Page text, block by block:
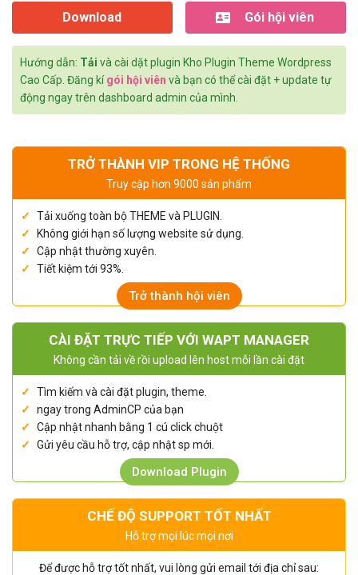
Download Gói hội viên
Hướng dẫn: Tải và cài dặt plugin Kho Plugin Theme Wordpress
Cao Cấp. Đăng kígói hội viên và bạn có thể cài đặt + update tự
động ngay trên dashboard admin của mình.
TRỞ THÀNH VIP TRONG HỆ THỐNG
Truy cập hơn 9000 sản phẩm
Tải xuống toàn bộ THEME và PLUGIN.
Không giới hạn số lượng website sử dụng.
Cập nhật thường xuyên.
Tiết kiệm tới 93%.
Trở thành hội viên
CÀI ĐẶT TRỰC TIẾP VỚI WAPT MANAGER
Không cần tải về rồi upload lên host mỗi lần cài đặt
Tìm kiếm và cài đặt plugin, theme.
ngay trong AdminCP của bạn
Cập nhật nhanh bằng 1 cú click chuột
Gửi yêu cầu hỗ trợ, cập nhật sp mới.
Download Plugin
CHẾ ĐỘ SUPPORT TỐT NHẤT
Hỗ trợ mọi lúc mọi nơi
Để được hỗ trợ tốt nhất, vui lòng gửi email tới địa chỉ sau: